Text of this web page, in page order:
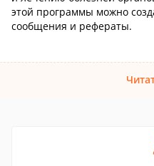
этой программы можно
сообщения и рефераты.